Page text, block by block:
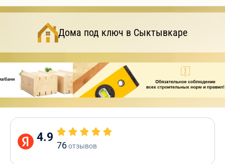
Дома под ключ в Сыктывкаре
4.9
76отзывов